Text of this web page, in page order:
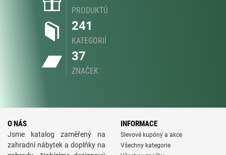
PRODUKTŮ
241
KATEGORIÍ
37
ZNAČEK
O NÁS
Jsme katalog zaměřený na
zahradní nábytek a doplňky na
INFORMACE
Slevové kupóny a akce
Všechny kategorie